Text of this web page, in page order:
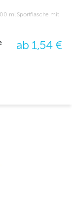
ml Sportflasche mit
ab 1,54 €